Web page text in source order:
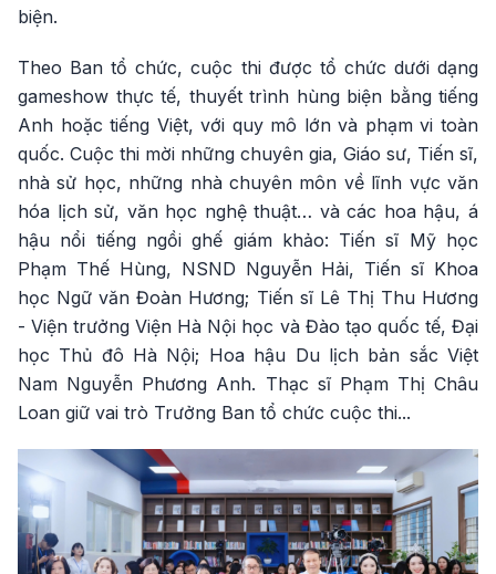
biện.
Theo Ban tổ chức, cuộc thi được tổ chức dưới dạng
gameshow thực tế, thuyết trình hùng biện bằng tiếng
Anh hoặc tiếng Việt, với quy mô lớn và phạm vi toàn
quốc. Cuộc thi mời những chuyên gia, Giáo sư, Tiến sĩ,
nhà sử học, những nhà chuyên môn về lĩnh vực văn
hóa lịch sử, văn học nghệ thuật… và các hoa hậu, á
hậu nổi tiếng ngồi ghế giám khảo: Tiến sĩ Mỹ học
Phạm Thế Hùng, NSND Nguyễn Hải, Tiến sĩ Khoa
học Ngữ văn Đoàn Hương; Tiến sĩ Lê Thị Thu Hương
- Viện trưởng Viện Hà Nội học và Đào tạo quốc tế, Đại
học Thủ đô Hà Nội; Hoa hậu Du lịch bản sắc Việt
Nam Nguyễn Phương Anh. Thạc sĩ Phạm Thị Châu
Loan giữ vai trò Trưởng Ban tổ chức cuộc thi...